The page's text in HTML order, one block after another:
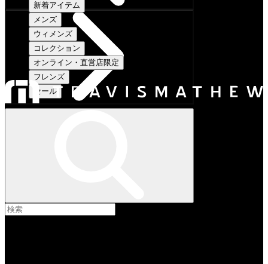
新着アイテム
メンズ
ウィメンズ
コレクション
オンライン・直営店限定
フレンズ
セール